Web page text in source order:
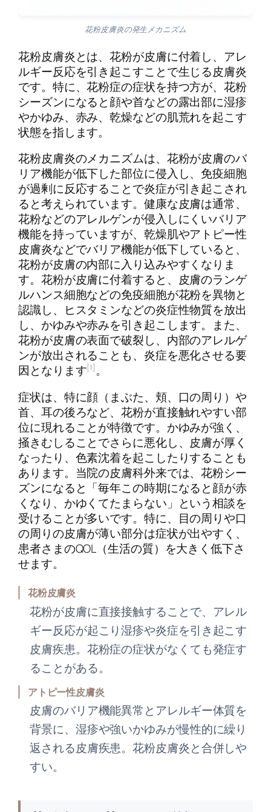
花粉皮膚炎の発生メカニズム
花粉皮膚炎とは、花粉が皮膚に付着し、アレ
ルギー反応を引き起こすことで生じる皮膚炎
です。特に、花粉症の症状を持つ方が、花粉
シーズンになると顔や首などの露出部に湿疹
やかゆみ、赤み、乾燥などの肌荒れを起こす
状態を指します。
花粉皮膚炎のメカニズムは、花粉が皮膚のバ
リア機能が低下した部位に侵入し、免疫細胞
が過剰に反応することで炎症が引き起こされ
ると考えられています。健康な皮膚は通常、
花粉などのアレルゲンが侵入しにくいバリア
機能を持っていますが、乾燥肌やアトピー性
皮膚炎などでバリア機能が低下していると、
花粉が皮膚の内部に入り込みやすくなりま
す。花粉が皮膚に付着すると、皮膚のランゲ
ルハンス細胞などの免疫細胞が花粉を異物と
認識し、ヒスタミンなどの炎症性物質を放出
し、かゆみや赤みを引き起こします。また、
花粉が皮膚の表面で破裂し、内部のアレルゲ
ンが放出されることも、炎症を悪化させる要
因となります[1] 。
症状は、特に顔（まぶた、頬、口の周り）や
首、耳の後ろなど、花粉が直接触れやすい部
位に現れることが特徴です。かゆみが強く、
掻きむしることでさらに悪化し、皮膚が厚く
なったり、色素沈着を起こしたりすることも
あります。当院の皮膚科外来では、花粉シー
ズンになると「毎年この時期になると顔が赤
くなり、かゆくてたまらない」という相談を
受けることが多いです。特に、目の周りや口
の周りの皮膚が薄い部分は症状が出やすく、
患者さまのQOL（生活の質）を大きく低下さ
せます。
花粉皮膚炎
花粉が皮膚に直接接触することで、アレル
ギー反応が起こり湿疹や炎症を引き起こす
皮膚疾患。花粉症の症状がなくても発症す
ることがある。
アトピー性皮膚炎
皮膚のバリア機能異常とアレルギー体質を
背景に、湿疹や強いかゆみが慢性的に繰り
返される皮膚疾患。花粉皮膚炎と合併しや
すい。